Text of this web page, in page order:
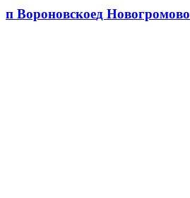
п Вороновскоед Новогромово